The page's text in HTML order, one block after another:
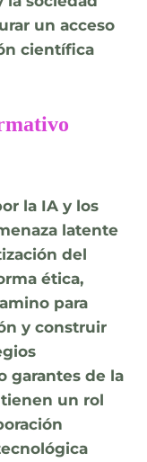
un acceso
científica
la IA y los
latente
del
ética,
para
y construir
garantes de la
un rol